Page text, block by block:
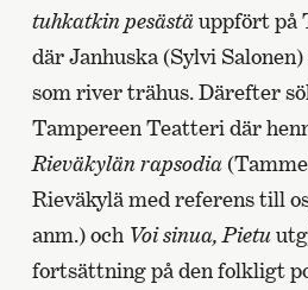
tuhkatkin pesästäuppfört på
där Janhuska (Sylvi
som river trähus. Därefter
Tampereen Teatteri där
Rieväkylän rapsodia
Rieväkylä med referens till
anm.) och Voi sinua, Pietu
fortsättning på den folkligt